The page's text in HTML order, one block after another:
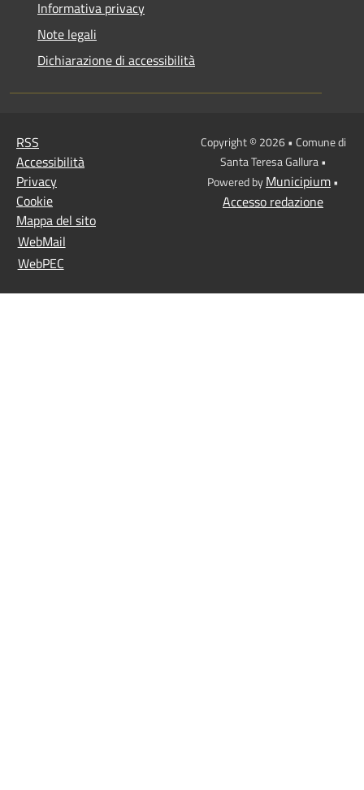
Informativa privacy
Note legali
Dichiarazione di accessibilità
RSS
Accessibilità
Privacy
Cookie
Mappa del sito
WebMail
WebPEC
Copyright © 2026 • Comune di
Santa Teresa Gallura •
Powered byMunicipium•
Accesso redazione